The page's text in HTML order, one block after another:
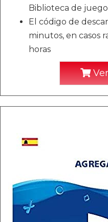
Biblioteca de
El código de
minutos, en casos
horas